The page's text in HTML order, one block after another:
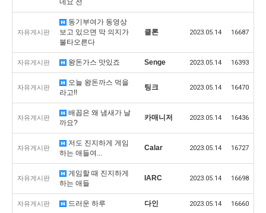
자유게시판
동기부여가 동영상
보고 있으면 막 의지가
불타오른다
클론 2023.05.14 16687
자유게시판 왕돈가스 맛있죠 Senge 2023.05.14 16393
자유게시판
오늘 왕돈까스 먹을
라고!!
팅크 2023.05.14 16470
자유게시판
배꼽은 왜 냄새가 날
까요?
카매니저 2023.05.14 16436
자유게시판
저도 진지하게 게임
하는 애들여...
Calar 2023.05.14 16727
자유게시판
게임할 때 진지하게
하는 애들
IARC 2023.05.14 16698
자유게시판 드러운 하루 다인 2023.05.14 16660